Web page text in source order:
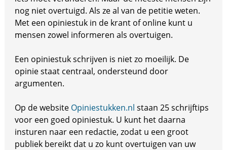
nog niet overtuigd. Als ze al van de petitie weten.
Met een opiniestuk in de krant of online kunt u
mensen zowel informeren als overtuigen.
Een opiniestuk schrijven is niet zo moeilijk. De
opinie staat centraal, ondersteund door
argumenten.
Op de website Opiniestukken.nl staan 25 schrijftips
voor een goed opiniestuk. U kunt het daarna
insturen naar een redactie, zodat u een groot
publiek bereikt dat u zo kunt overtuigen van uw